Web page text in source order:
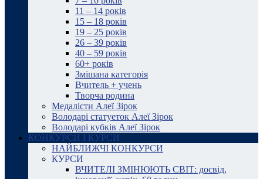
11 – 14 років
15 – 18 років
19 – 25 років
26 – 39 років
40 – 59 років
60+ років
Змішана категорія
Вчитель + учень
Творча родина
Медалісти Алеї Зірок
Володарі статуеток Алеї Зірок
Володарі кубків Алеї Зірок
КОНКУРСИ І КУРСИ
НАЙБЛИЖЧІ КОНКУРСИ
КУРСИ
ВЧИТЕЛІ ЗМІНЮЮТЬ СВІТ: досвід,